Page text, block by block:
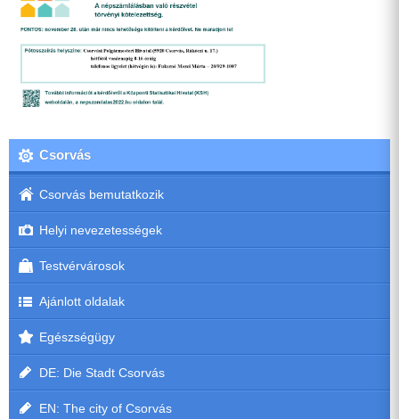
Csorvás
Csorvás bemutatkozik
Helyi nevezetességek
Testvérvárosok
Ajánlott oldalak
Egészségügy
DE: Die Stadt Csorvás
EN: The city of Csorvás